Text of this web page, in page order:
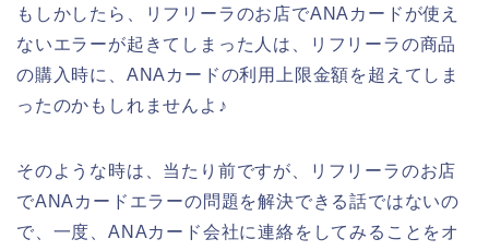
もしかしたら、リフリーラのお店でANAカードが使え
ないエラーが起きてしまった人は、リフリーラの商品
の購入時に、ANAカードの利用上限金額を超えてしま
ったのかもしれませんよ♪
そのような時は、当たり前ですが、リフリーラのお店
でANAカードエラーの問題を解決できる話ではないの
で、一度、ANAカード会社に連絡をしてみることをオ